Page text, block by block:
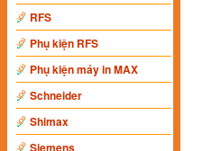
RFS
Phụ kiện RFS
Phụ kiện máy in MAX
Schneider
Shimax
Siemens